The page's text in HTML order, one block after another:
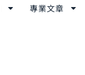
專業文章